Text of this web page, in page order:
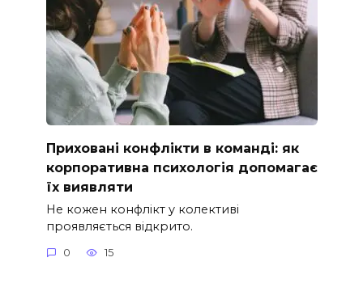
Приховані конфлікти в команді: як
корпоративна психологія допомагає
їх виявляти
Не кожен конфлікт у колективі
проявляється відкрито.
0 15